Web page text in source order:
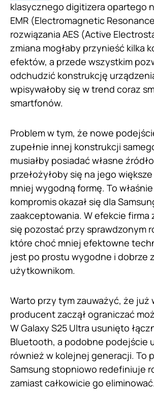
klasycznego digitizera opartego
EMR (Electromagnetic
rozwiązania AES (Active
zmiana mogłaby przynieść kilka
efektów, a przede wszystkim
odchudzić konstrukcję
wpisywałoby się w trend coraz
smartfonów.
Problem w tym, że nowe
zupełnie innej konstrukcji
musiałby posiadać własne
przełożyłoby się na jego
mniej wygodną formę. To
kompromis okazał się dla
zaakceptowania. W efekcie firma
się pozostać przy sprawdzonym
które choć mniej efektowne
jest po prostu wygodne i dobrze
użytkownikom.
Warto przy tym zauważyć, że już
producent zaczął ograniczać
W Galaxy S25 Ultra usunięto
Bluetooth, a podobne podejście
również w kolejnej generacji. To
Samsung stopniowo redefiniuje
zamiast całkowicie go eliminować.